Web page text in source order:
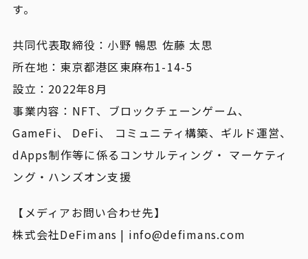
す。
共同代表取締役：小野 暢思 佐藤 太思
所在地：東京都港区東麻布1-14-5
設立：2022年8月
事業内容：NFT、ブロックチェーンゲーム、
GameFi、 DeFi、 コミュニティ構築、ギルド運営、
dApps制作等に係るコンサルティング・ マーケティ
ング・ハンズオン支援
【メディアお問い合わせ先】
株式会社DeFimans | info@defimans.com